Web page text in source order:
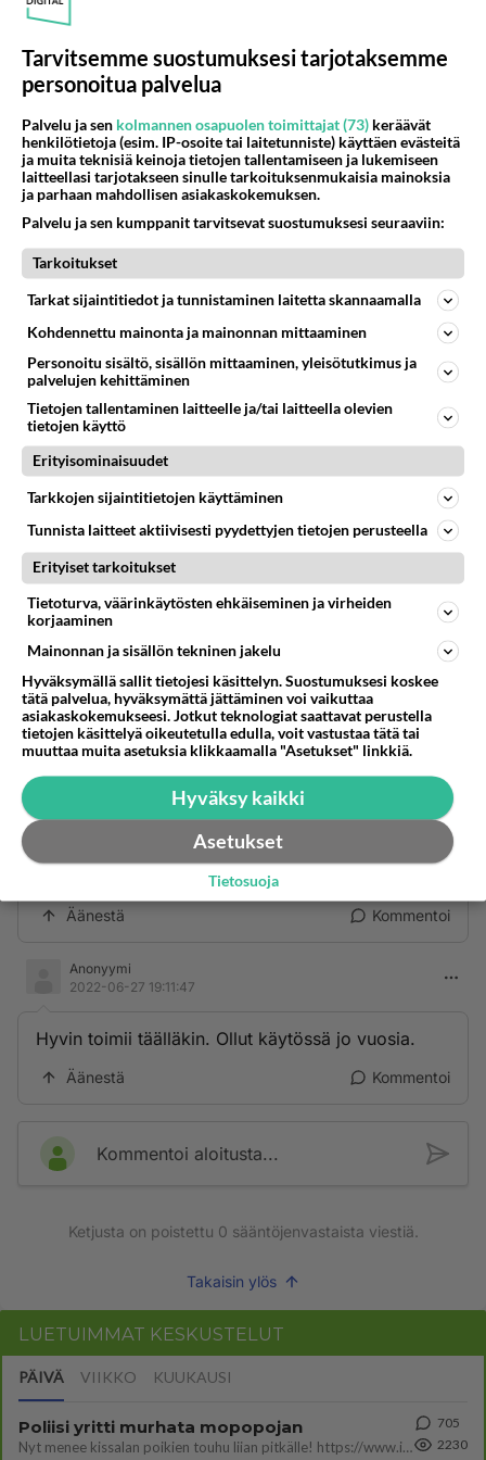
Anonyymi
Niinpä ja pelkkä puhelin pistoke ei riitä vaan pitää olla
uudempaa mallia koko puhelin linja että toimii.
Nimim. 2km Salon keskustasta eikä saa tänne talojen
puhelin linjoihin kiinteää nettiä edellä mainitusta
syystä...
Lue lisää
Ennen vanhaan jo sai kiinteän adsl-yhteyden
puhelinpistokkeeseen taajaman ulkopuolella,
n.20 km kylän keskustasta. Saa sen edelleen..
Äänestä
Syrjäkyläytynyt
2005-01-09 22:47:52
Mikä kunta rakentaa valokuituyhteydet mökkiin
Äänestä Kommentoi
Anonyymi
2022-06-27 19:11:47
Hyvin toimii täälläkin. Ollut käytössä jo vuosia.
Äänestä Kommentoi
Kommentoi aloitusta...
Ketjusta on poistettu 0 sääntöjenvastaista viestiä.
Takaisin ylös
LUETUIMMAT KESKUSTELUT
PÄIVÄ VIIKKO KUUKAUSI
Poliisi yritti murhata mopopojan
Nyt menee kissalan poikien touhu liian pitkälle! https://www.is.fi/kotimaa/art-2000012193221.html Karu video mopomiiti
705
2230
Tarvitsemme suostumuksesi tarjotaksemme
personoitua palvelua
Palvelu ja sen kolmannen osapuolen toimittajat (73) keräävät
henkilötietoja (esim. IP-osoite tai laitetunniste) käyttäen evästeitä
ja muita teknisiä keinoja tietojen tallentamiseen ja lukemiseen
laitteellasi tarjotakseen sinulle tarkoituksenmukaisia mainoksia
ja parhaan mahdollisen asiakaskokemuksen.
Palvelu ja sen kumppanit tarvitsevat suostumuksesi seuraaviin:
Tarkoitukset
Tarkat sijaintitiedot ja tunnistaminen laitetta skannaamalla
Kohdennettu mainonta ja mainonnan mittaaminen
Personoitu sisältö, sisällön mittaaminen, yleisötutkimus ja
palvelujen kehittäminen
Tietojen tallentaminen laitteelle ja/tai laitteella olevien
tietojen käyttö
Erityisominaisuudet
Tarkkojen sijaintitietojen käyttäminen
Tunnista laitteet aktiivisesti pyydettyjen tietojen perusteella
Erityiset tarkoitukset
Tietoturva, väärinkäytösten ehkäiseminen ja virheiden
korjaaminen
Mainonnan ja sisällön tekninen jakelu
Hyväksymällä sallit tietojesi käsittelyn. Suostumuksesi koskee
tätä palvelua, hyväksymättä jättäminen voi vaikuttaa
asiakaskokemukseesi. Jotkut teknologiat saattavat perustella
tietojen käsittelyä oikeutetulla edulla, voit vastustaa tätä tai
muuttaa muita asetuksia klikkaamalla "Asetukset" linkkiä.
Hyväksy kaikki
Asetukset
Tietosuoja